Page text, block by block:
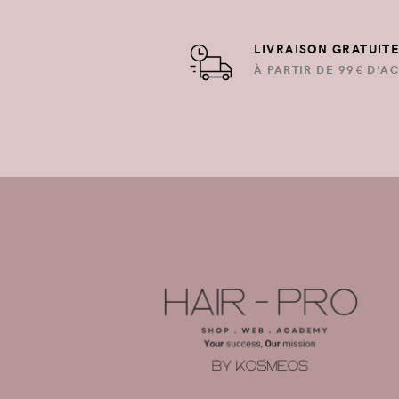
LIVRAISON
À PARTIR DE 99€